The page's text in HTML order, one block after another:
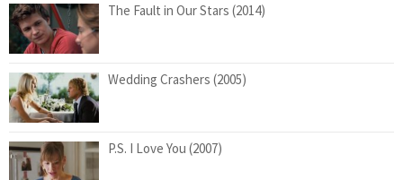
The Fault in Our Stars (2014)
Wedding Crashers (2005)
P.S. I Love You (2007)